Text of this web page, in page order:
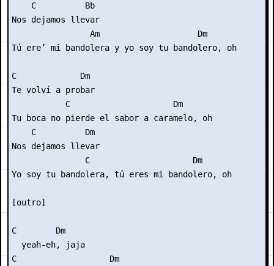
    C          Bb
Nos dejamos llevar
                Am                    Dm
Tú ere’ mi bandolera y yo soy tu bandolero, oh
C             Dm
Te volví a probar
           C                     Dm
Tu boca no pierde el sabor a caramelo, oh
    C          Dm
Nos dejamos llevar
               C                     Dm
Yo soy tu bandolera, tú eres mi bandolero, oh
[outro]
C        Dm
  yeah-eh, jaja
C                   Dm